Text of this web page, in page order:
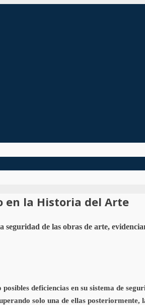
en la Historia del Arte
de las obras de arte,
deficiencias en su sistema de
solo una de ellas